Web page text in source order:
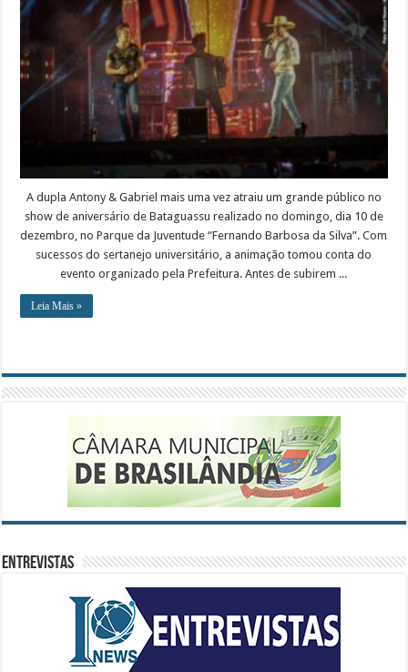
A dupla Antony & Gabriel mais uma vez atraiu um grande público no
show de aniversário de Bataguassu realizado no domingo, dia 10 de
dezembro, no Parque da Juventude “Fernando Barbosa da Silva”. Com
sucessos do sertanejo universitário, a animação tomou conta do
evento organizado pela Prefeitura. Antes de subirem ...
Leia Mais »
ENTREVISTAS